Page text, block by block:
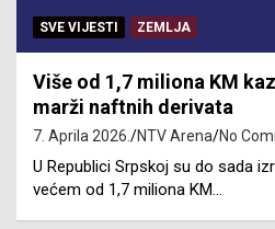
SVE VIJESTI ZEMLJA
Više od 1,7 miliona KM
marži naftnih derivata
7. Aprila 2026. NTV Arena No
U Republici Srpskoj su do sada
većem od 1,7 miliona KM…